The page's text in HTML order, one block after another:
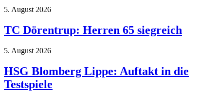
5. August 2026
TC Dörentrup: Herren 65 siegreich
5. August 2026
HSG Blomberg Lippe: Auftakt in die
Testspiele